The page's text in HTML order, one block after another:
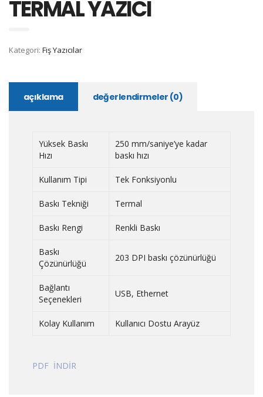
TERMAL YAZICI
Kategori: Fiş Yazıcılar
açıklama değerlendirmeler (0)
Yüksek Baskı
Hızı
250 mm/saniye’ye kadar
baskı hızı
Kullanım Tipi Tek Fonksiyonlu
Baskı Tekniği Termal
Baskı Rengi Renkli Baskı
Baskı
Çözünürlüğü
203 DPI baskı çözünürlüğü
Bağlantı
Seçenekleri
USB, Ethernet
Kolay Kullanım Kullanıcı Dostu Arayüz
PDF İNDİR